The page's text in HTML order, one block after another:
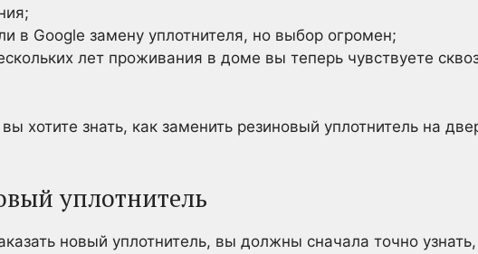
в Google замену уплотнителя, но выбор огромен;
лет проживания в доме вы теперь чувствуете
хотите знать, как заменить резиновый уплотнитель на
уплотнитель
новый уплотнитель, вы должны сначала точно